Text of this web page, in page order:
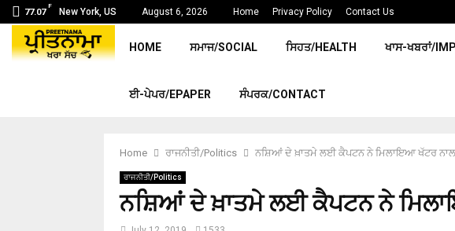
77.07
F
New York, US August 6, 2026 Home Privacy Policy Contact Us
HOME ਸਮਾਜ/SOCIAL ਸਿਹਤ/HEALTH ਖਾਸ-ਖਬਰਾਂ/
ਈ-ਪੇਪਰ/EPAPER ਸੰਪਰਕ/CONTACT
Home ਰਾਜਨੀਤੀ/Politics ਨਸ਼ਿਆਂ ਦੇ ਖ਼ਾਤਮੇ ਲਈ ਕੈਪਟਨ ਨੇ ਮਿਲਾਇਆ ਖੱਟਰ
ਰਾਜਨੀਤੀ/Politics
ਨਸ਼ਿਆਂ ਦੇ ਖ਼ਾਤਮੇ ਲਈ ਕੈਪਟਨ ਨੇ